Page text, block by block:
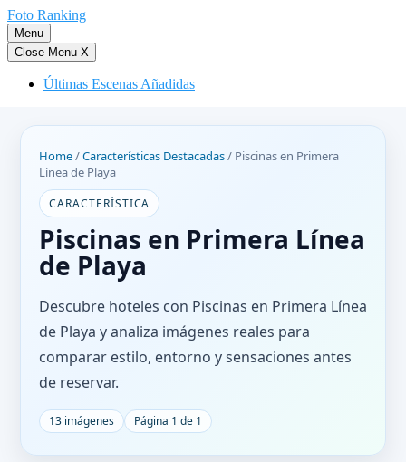
Saltar
al
contenido
Foto Ranking
Menu
Close Menu X
Últimas Escenas Añadidas
Home/Características Destacadas/ Piscinas en Primera
Línea de Playa
CARACTERÍSTICA
Piscinas en Primera Línea
de Playa
Descubre hoteles con Piscinas en Primera Línea
de Playa y analiza imágenes reales para
comparar estilo, entorno y sensaciones antes
de reservar.
13 imágenes Página 1 de 1